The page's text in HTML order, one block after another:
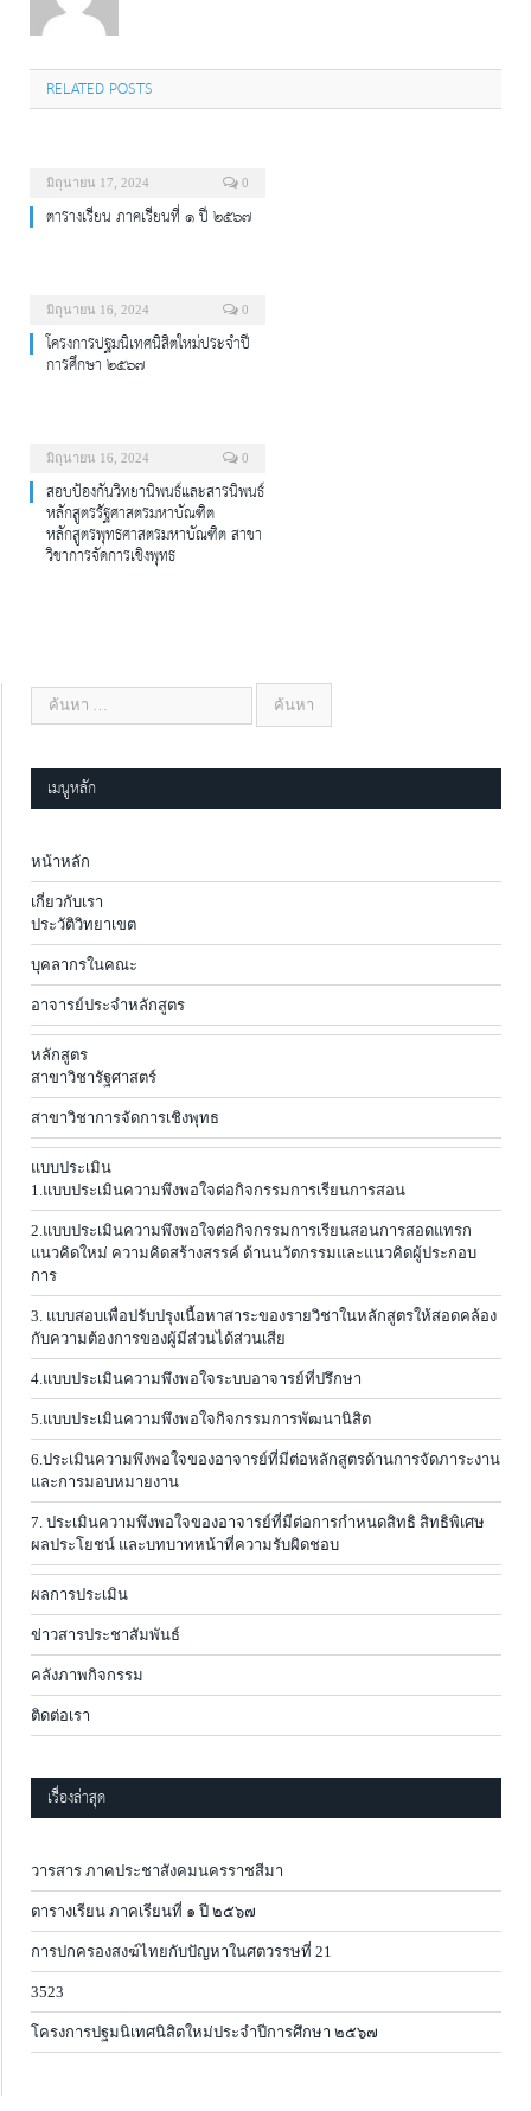
RELATED POSTS
มิถุนายน 17, 2024 0
ตารางเรียน ภาคเรียนที่ ๑ ปี ๒๕๖๗
มิถุนายน 16, 2024 0
โครงการปฐมนิเทศนิสิตใหม่ประจำปี
การศึกษา ๒๕๖๗
มิถุนายน 16, 2024 0
สอบป้องกันวิทยานิพนธ์และสารนิพนธ์
หลักสูตรรัฐศาสตรมหาบัณฑิต
หลักสูตรพุทธศาสตรมหาบัณฑิต สาขา
วิชาการจัดการเชิงพุทธ
เมนูหลัก
หน้าหลัก
เกี่ยวกับเรา
ประวัติวิทยาเขต
บุคลากรในคณะ
อาจารย์ประจำหลักสูตร
หลักสูตร
สาขาวิชารัฐศาสตร์
สาขาวิชาการจัดการเชิงพุทธ
แบบประเมิน
1.แบบประเมินความพึงพอใจต่อกิจกรรมการเรียนการสอน
2.แบบประเมินความพึงพอใจต่อกิจกรรมการเรียนสอนการสอดแทรก
แนวคิดใหม่ ความคิดสร้างสรรค์ ด้านนวัตกรรมและแนวคิดผู้ประกอบ
การ
3. แบบสอบเพื่อปรับปรุงเนื้อหาสาระของรายวิชาในหลักสูตรให้สอดคล้อง
กับความต้องการของผู้มีส่วนได้ส่วนเสีย
4.แบบประเมินความพึงพอใจระบบอาจารย์ที่ปรึกษา
5.แบบประเมินความพึงพอใจกิจกรรมการพัฒนานิสิต
6.ประเมินความพึงพอใจของอาจารย์ที่มีต่อหลักสูตรด้านการจัดภาระงาน
และการมอบหมายงาน
7. ประเมินความพึงพอใจของอาจารย์ที่มีต่อการกำหนดสิทธิ สิทธิพิเศษ
ผลประโยชน์ และบทบาทหน้าที่ความรับผิดชอบ
ผลการประเมิน
ข่าวสารประชาสัมพันธ์
คลังภาพกิจกรรม
ติดต่อเรา
เรื่องล่าสุด
วารสาร ภาคประชาสังคมนครราชสีมา
ตารางเรียน ภาคเรียนที่ ๑ ปี ๒๕๖๗
การปกครองสงฆ์ไทยกับปัญหาในศตวรรษที่ 21
3523
โครงการปฐมนิเทศนิสิตใหม่ประจำปีการศึกษา ๒๕๖๗